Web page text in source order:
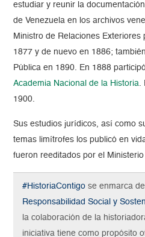
estudiar y reunir la
de Venezuela en los archivos
Ministro de Relaciones
1877 y de nuevo en 1886;
Pública en 1890. En 1888
Academia Nacional de la Historia.
1900.
Sus estudios jurídicos, así como
temas limítrofes los publicó en
fueron reeditados por el
#HistoriaContigo se enmarca
Responsabilidad Social y
la colaboración de la
iniciativa tiene como propósito